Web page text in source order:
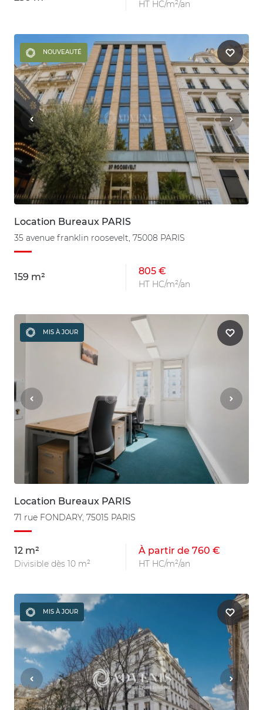
HT HC/m²/an
NOUVEAUTÉ
Location Bureaux PARIS
35 avenue franklin roosevelt, 75008 PARIS
159 m²
805 €
HT HC/m²/an
MIS À JOUR
Location Bureaux PARIS
71 rue FONDARY, 75015 PARIS
12 m²
Divisible dès 10 m²
À partir de 760 €
HT HC/m²/an
MIS À JOUR